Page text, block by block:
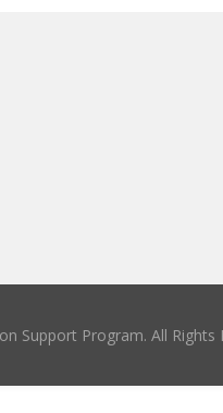
Support Program. All Rights